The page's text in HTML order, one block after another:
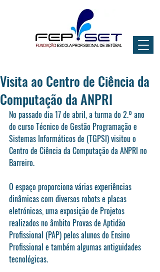
Visita ao Centro de Ciência da
Computação da ANPRI
No passado dia 17 de abril, a turma do 2.º ano
do curso Técnico de Gestão Programação e
Sistemas Informáticos de (TGPSI) visitou o
Centro de Ciência da Computação da ANPRI no
Barreiro.
O espaço proporciona várias experiências
dinâmicas com diversos robots e placas
eletrónicas, uma exposição de Projetos
realizados no âmbito Provas de Aptidão
Profissional (PAP) pelos alunos do Ensino
Profissional e também algumas antiguidades
tecnológicas.